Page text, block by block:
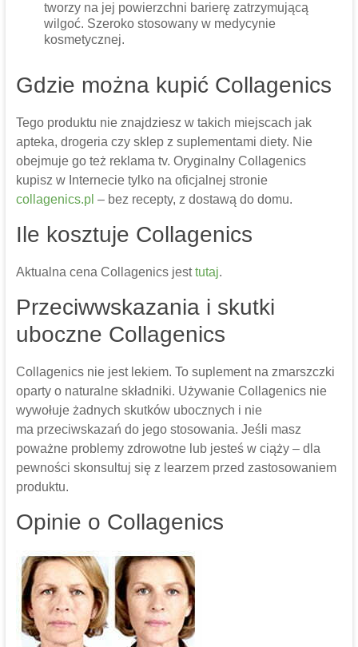
tworzy na jej powierzchni barierę zatrzymującą
wilgoć. Szeroko stosowany w medycynie
kosmetycznej.
Gdzie można kupić Collagenics
Tego produktu nie znajdziesz w takich miejscach jak
apteka, drogeria czy sklep z suplementami diety. Nie
obejmuje go też reklama tv. Oryginalny Collagenics
kupisz w Internecie tylko na oficjalnej stronie
collagenics.pl – bez recepty, z dostawą do domu.
Ile kosztuje Collagenics
Aktualna cena Collagenics jesttutaj.
Przeciwwskazania i skutki
uboczne Collagenics
Collagenics nie jest lekiem. To suplement na zmarszczki
oparty o naturalne składniki. Używanie Collagenics nie
wywołuje żadnych skutków ubocznych i nie
ma przeciwskazań do jego stosowania. Jeśli masz
poważne problemy zdrowotne lub jesteś w ciąży – dla
pewności skonsultuj się z learzem przed zastosowaniem
produktu.
Opinie o Collagenics